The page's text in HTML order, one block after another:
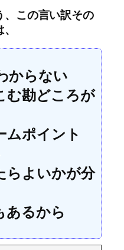
この言い訳その
からない
む勘どころが
ムポイント
らよいかが分
あるから